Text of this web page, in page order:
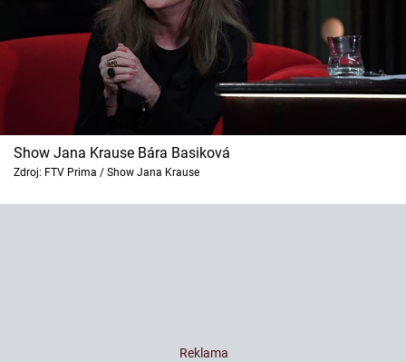
Show Jana Krause Bára Basiková
Zdroj: FTV Prima / Show Jana Krause